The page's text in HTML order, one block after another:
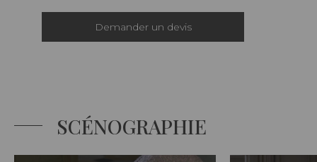
Demander un devis
SCÉNOGRAPHIE